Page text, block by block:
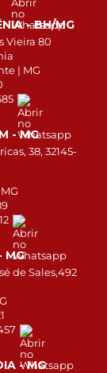
- BH/MG
Vieira 80
| MG
- MG
38, 32145-
MG
de Sales,492
- MG